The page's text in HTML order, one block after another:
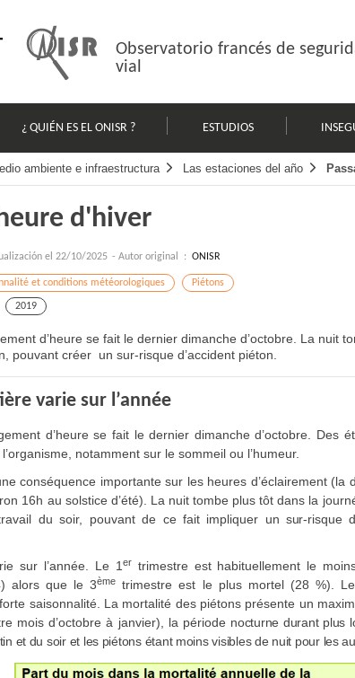
Observatorio francés de
vial
¿ QUIÉN ES EL ONISR ? ESTUDIOS
ambiente e infraestructura Las estaciones del año
d'hiver
el 22/10/2025 - Autor original : ONISR
et conditions météorologiques Piétons
2019
d’heure se fait le dernier dimanche d’octobre. La nuit
pouvant créer un sur-risque d’accident piéton.
varie sur l’année
d’heure se fait le dernier dimanche d’octobre. Des
notamment sur le sommeil ou l’humeur.
conséquence importante sur les heures d’éclairement (la
16h au solstice d’été). La nuit tombe plus tôt dans la
du soir, pouvant de ce fait impliquer un sur-risque
sur l’année. Le 1 ertrimestre est habituellement le
alors que le 3ème trimestre est le plus mortel (28 %).
saisonnalité. La mortalité des piétons présente un
mois d’octobre à janvier), la période nocturne durant plus
et du soir et les piétons étant moins visibles de nuit pour les